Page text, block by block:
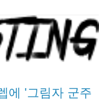
에 '그림자 군주